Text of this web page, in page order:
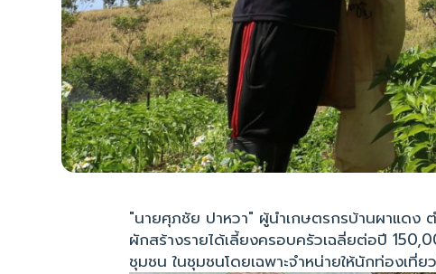
"นายศุภชัย ปาหวา" ผู้นำเกษตรกรบ้านผาแดง
ผักสร้างรายได้เลี้ยงครอบครัวเฉลี่ยต่อปี
ชุมชน ในชุมชนโดยเฉพาะจำหน่ายให้นักท่องเที่